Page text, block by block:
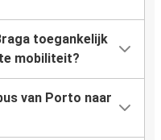
toegankelijk
mobiliteit?
van Porto naar